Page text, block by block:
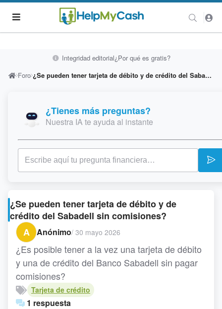
Integridad editorial¿Por qué es gratis?
Foro
¿Se pueden tener tarjeta de débito y de crédito del Sabadell sin comisiones?
¿Tienes más preguntas?
Nuestra IA te ayuda al instante
¿Se pueden tener tarjeta de débito y de
crédito del Sabadell sin comisiones?
A
Anónimo/ 30 mayo 2026
¿Es posible tener a la vez una tarjeta de débito
y una de crédito del Banco Sabadell sin pagar
comisiones?
Tarjeta de crédito
1 respuesta